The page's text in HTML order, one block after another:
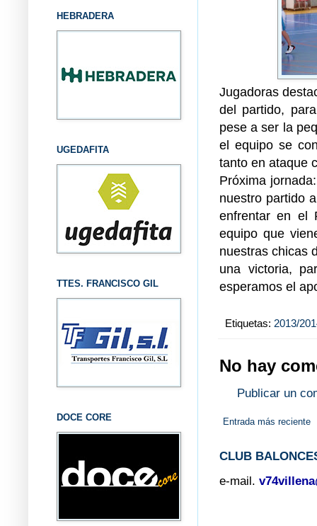
Jugadoras
del partido,
pese a ser la
el equipo se
tanto en ataque
Próxima
nuestro partido
enfrentar en el
equipo que
nuestras chicas
una victoria,
esperamos el
Etiquetas: 2013/
No hay
Publicar un
Entrada más reciente
CLUB
e-mail.
HEBRADERA
UGEDAFITA
TTES. FRANCISCO GIL
DOCE CORE